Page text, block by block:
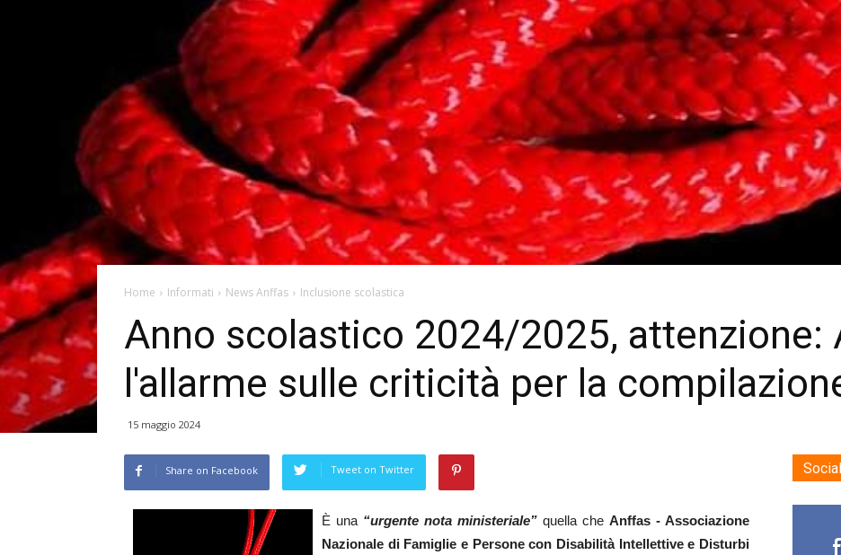
Home Informati News Anffas Inclusione scolastica
Anno scolastico 2024/2025, attenzione:
l'allarme sulle criticità per la
15 maggio 2024
Share on Facebook Tweet on Twitter
È una “urgente nota ministeriale” quella che Anffas - Associazione
Nazionale di Famiglie e Persone con Disabilità Intellettive e Disturbi